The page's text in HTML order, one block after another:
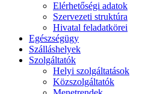
Elérhetőségi adatok
Szervezeti struktúra
Hivatal feladatkörei
Egészségügy
Szálláshelyek
Szolgáltatók
Helyi szolgáltatások
Közszolgáltatók